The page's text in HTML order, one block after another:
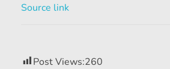
Source link
Post Views:260